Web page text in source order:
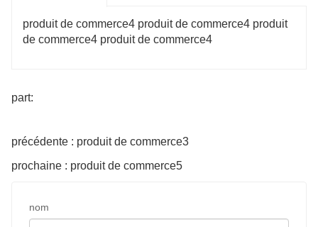
produit de commerce4 produit de commerce4 produit
de commerce4 produit de commerce4
part:
précédente : produit de commerce3
prochaine : produit de commerce5
nom